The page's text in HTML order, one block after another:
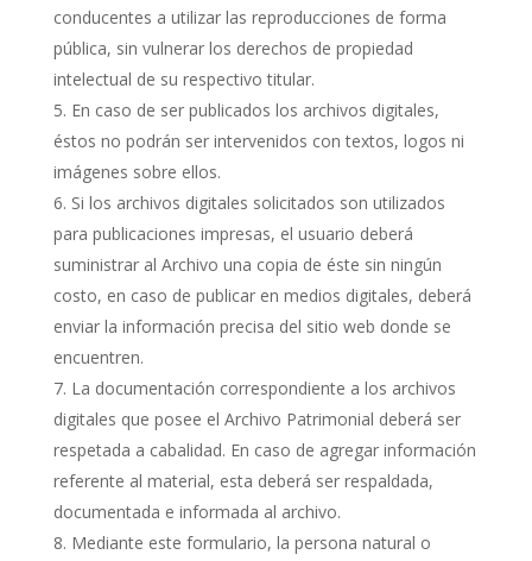
conducentes a utilizar las reproducciones de forma
pública, sin vulnerar los derechos de propiedad
intelectual de su respectivo titular.
En caso de ser publicados los archivos digitales,
éstos no podrán ser intervenidos con textos, logos ni
imágenes sobre ellos.
Si los archivos digitales solicitados son utilizados
para publicaciones impresas, el usuario deberá
suministrar al Archivo una copia de éste sin ningún
costo, en caso de publicar en medios digitales, deberá
enviar la información precisa del sitio web donde se
encuentren.
La documentación correspondiente a los archivos
digitales que posee el Archivo Patrimonial deberá ser
respetada a cabalidad. En caso de agregar información
referente al material, esta deberá ser respaldada,
documentada e informada al archivo.
Mediante este formulario, la persona natural o